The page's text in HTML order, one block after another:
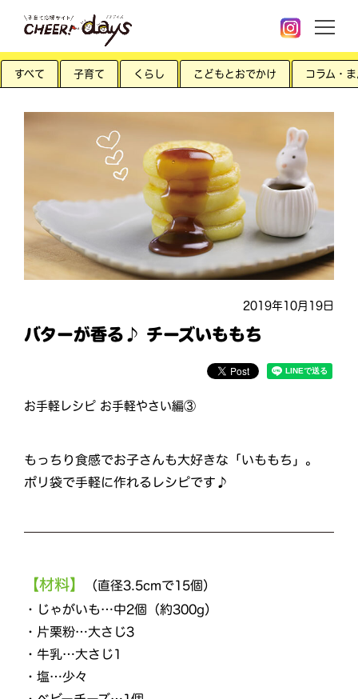
すべて 子育て くらし こどもとおでかけ コラム・
2019年10月19日
バターが香る♪ チーズいももち
お手軽レシピ お手軽やさい編③
もっちり食感でお子さんも大好きな「いももち」。
ポリ袋で手軽に作れるレシピです♪
【材料】 （直径3.5cmで15個）
・じゃがいも…中2個（約300g）
・片栗粉…大さじ3
・牛乳…大さじ1
・塩…少々